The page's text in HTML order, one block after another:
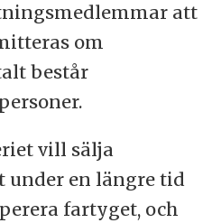
att
om
består
vill sälja
under en längre tid
fartyget, och